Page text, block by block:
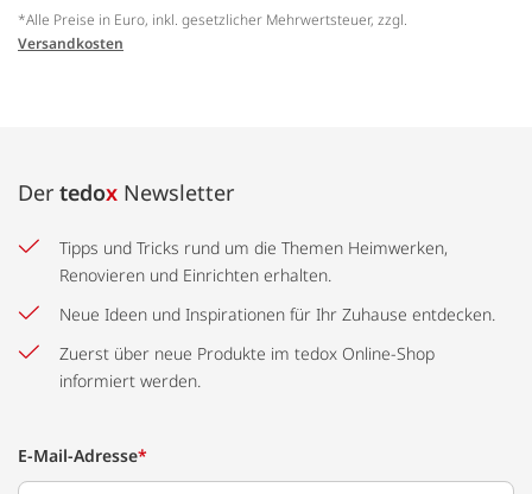
*Alle Preise in Euro, inkl. gesetzlicher Mehrwertsteuer, zzgl.
Versandkosten
Der tedox Newsletter
Tipps und Tricks rund um die Themen Heimwerken,
Renovieren und Einrichten erhalten.
Neue Ideen und Inspirationen für Ihr Zuhause entdecken.
Zuerst über neue Produkte im tedox Online-Shop
informiert werden.
E-Mail-Adresse*